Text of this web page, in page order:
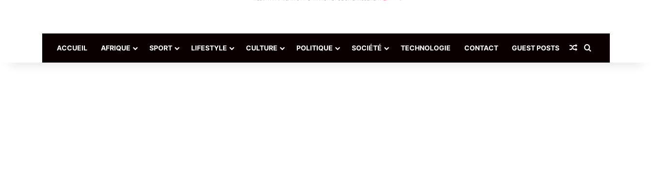
ACCUEIL AFRIQUE SPORT LIFESTYLE CULTURE POLITIQUE SOCIÉTÉ TECHNOLOGIE CONTACT GUEST POSTS Article Aléatoire